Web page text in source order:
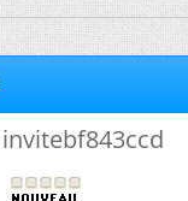
invitebf843ccd